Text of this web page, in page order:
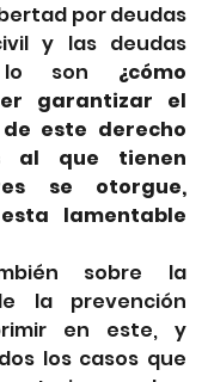
por deudas
y las deudas
lo son ¿cómo
garantizar el
este derecho
al que tienen
se otorgue,
lamentable
sobre la
la prevención
en este, y
los casos que